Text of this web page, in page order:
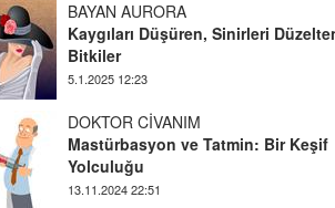
Kaygıları Düşüren, Sinirleri Düzelten
Bitkiler
5.1.2025 12:23
Mastürbasyon ve Tatmin: Bir Keşif
Yolculuğu
13.11.2024 22:51